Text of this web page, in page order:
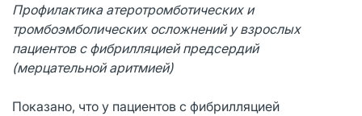
Профилактика атеротромботических и
тромбоэмболических осложнений у взрослых
пациентов с фибрилляцией предсердий
(мерцательной аритмией)
Показано, что у пациентов с фибрилляцией